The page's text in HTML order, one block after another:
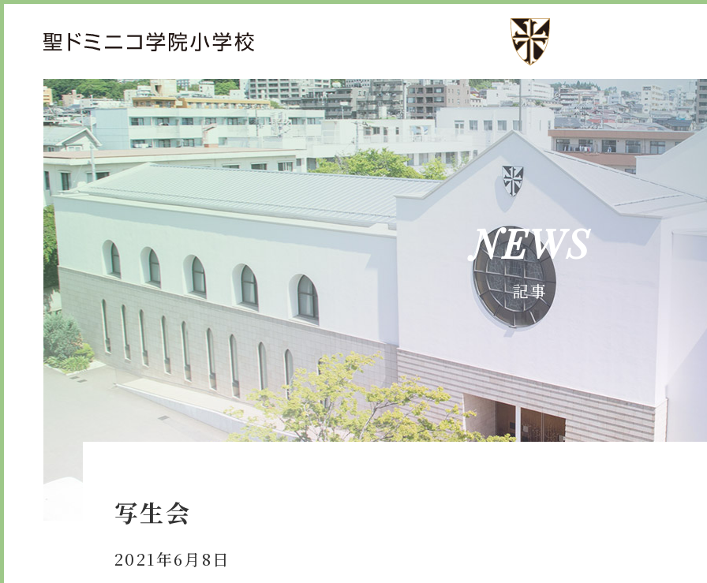
ご挨拶
校長メッセージ
先生からメッセージ
教育方針
教育方針 心・礼・知
礼の育成
募集案内
児童募集のご案内
学校見学会
諸届出用紙
学校紹介
学校生活
年間行事
委員会・クラブ活動
検定合格、入賞・入選
学校紹介ムービー
通学用ランドセルについて
施設紹介
スクールバス
NEWS
記事
写生会
2021年6月8日